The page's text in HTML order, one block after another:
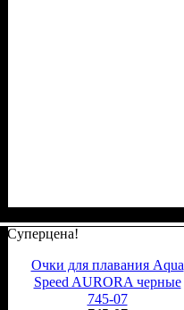
Суперцена!
Очки для плавания Aqua
Speed AURORA черные
745-07